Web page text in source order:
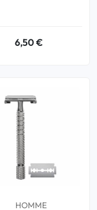
6,50 €
HOMME